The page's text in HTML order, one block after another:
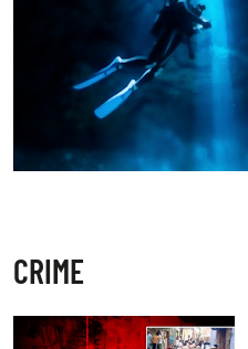
CRIME